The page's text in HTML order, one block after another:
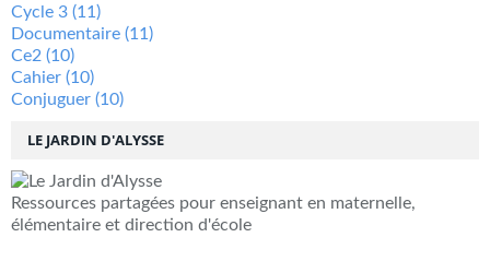
LE JARDIN D'ALYSSE
Ressources partagées pour enseignant en maternelle,
élémentaire et direction d'école
Cycle 3 (11)
Documentaire (11)
Ce2 (10)
Cahier (10)
Conjuguer (10)